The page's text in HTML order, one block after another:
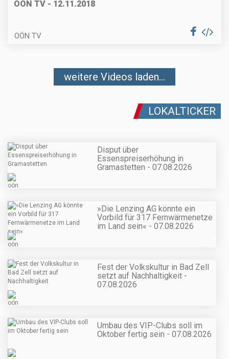
OÖN TV - 12.11.2018
OÖN TV
weitere Videos laden...
LOKALTICKER
Disput über
Essenspreiserhöhung in
Gramastetten - 07.08.2026
»Die Lenzing AG könnte ein
Vorbild für 317 Fernwärmenetze
im Land sein« - 07.08.2026
Fest der Volkskultur in Bad Zell
setzt auf Nachhaltigkeit -
07.08.2026
Umbau des VIP-Clubs soll im
Oktober fertig sein - 07.08.2026